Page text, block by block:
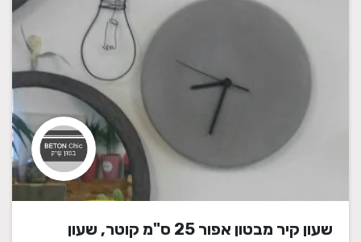
שעון קיר מבטון אפור 25 ס"מ קוטר, שעון